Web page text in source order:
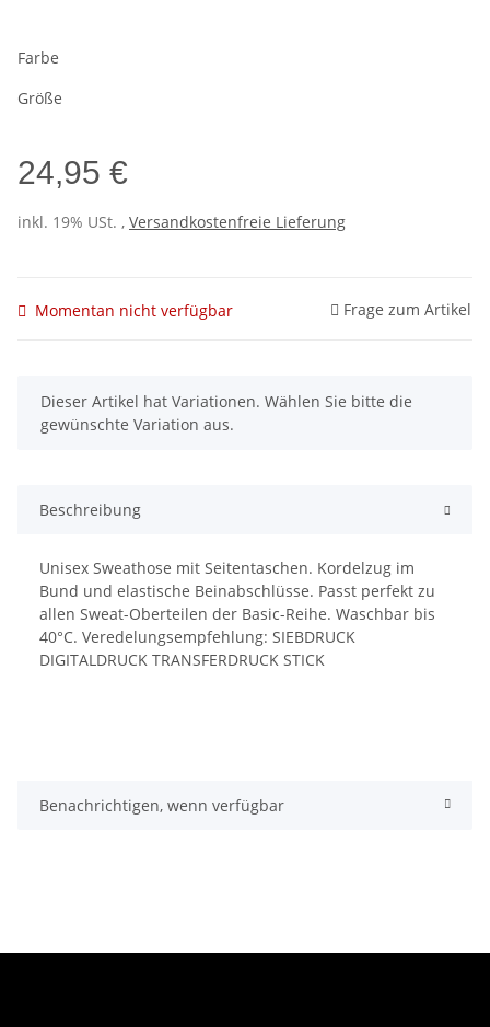
Farbe
Größe
24,95 €
inkl. 19% USt. , Versandkostenfreie Lieferung
Momentan nicht verfügbar Frage zum Artikel
x
Dieser Artikel hat Variationen. Wählen Sie bitte die
gewünschte Variation aus.
Beschreibung
Unisex Sweathose mit Seitentaschen. Kordelzug im
Bund und elastische Beinabschlüsse. Passt perfekt zu
allen Sweat-Oberteilen der Basic-Reihe. Waschbar bis
40°C. Veredelungsempfehlung: SIEBDRUCK
DIGITALDRUCK TRANSFERDRUCK STICK
Benachrichtigen, wenn verfügbar